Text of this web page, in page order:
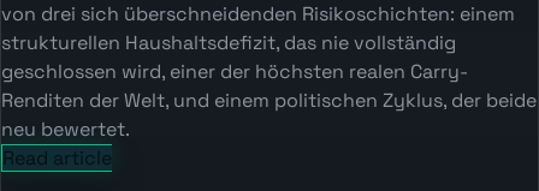
von drei sich überschneidenden Risikoschichten: einem
strukturellen Haushaltsdefizit, das nie vollständig
geschlossen wird, einer der höchsten realen Carry-
Renditen der Welt, und einem politischen Zyklus, der beide
neu bewertet.
Read article